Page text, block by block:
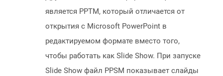
является PPTM, который отличается от
открытия с Microsoft PowerPoint в
редактируемом формате вместо того,
чтобы работать как Slide Show. При запуске
Slide Show файл PPSM показывает слайды